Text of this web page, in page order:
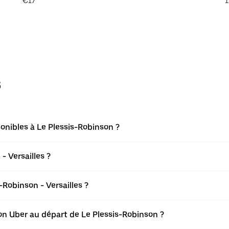
à Le Plessis-Robinson ?
Versailles ?
- Versailles ?
Uber au départ de Le Plessis-Robinson ?